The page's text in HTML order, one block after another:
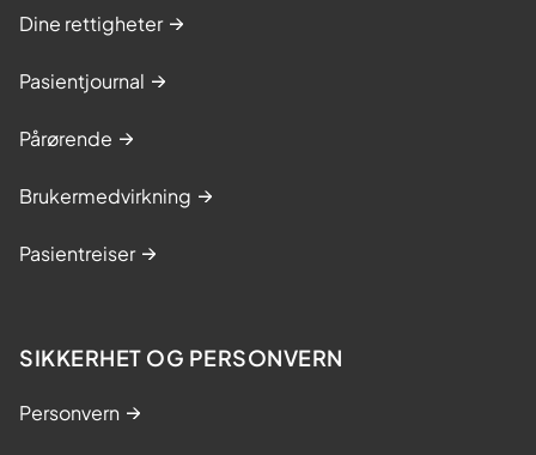
Dine rettigheter
Pasientjournal
Pårørende
Brukermedvirkning
Pasientreiser
SIKKERHET OG PERSONVERN
Personvern